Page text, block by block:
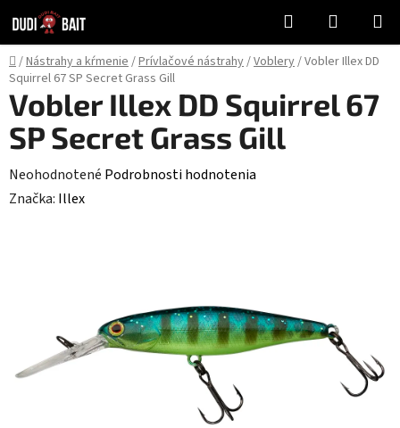
na
obsah
Hľadať
KOŠÍK
Domov
/Nástrahy a kŕmenie/Prívlačové nástrahy/Voblery/Vobler Illex DD
Squirrel 67 SP Secret Grass Gill
Vobler Illex DD Squirrel 67
SP Secret Grass Gill
Priemerné
hodnotenie
hviezdičiek.
Neohodnotené Podrobnosti hodnotenia
Značka: Illex